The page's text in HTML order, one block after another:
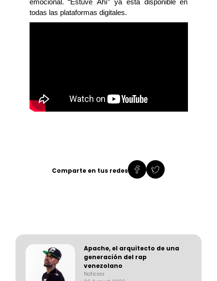
Apache, el arquitecto de una
generación del rap
venezolano
Noticias
Comparte en tus redes
emocional. “Estuve Ahí” ya está disponible en
todas las plataformas digitales.